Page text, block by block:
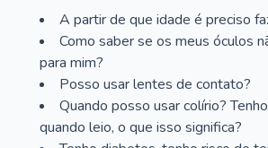
A partir de que idade é preciso
Como saber se os meus óculos
para mim?
Posso usar lentes de contato?
Quando posso usar colírio?
quando leio, o que isso significa?